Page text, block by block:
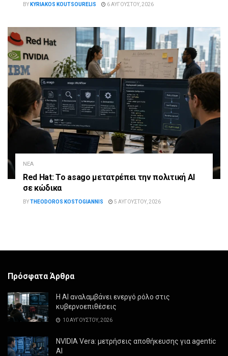
BY KYRIAKOS KOUTSOURELIS 6 ΑΥΓΟΎΣΤΟΥ, 2026
ΝΈΑ
Red Hat: Το asago μετατρέπει την πολιτική AI
σε κώδικα
BYTHEODOROS KOSTOGIANNIS 5 ΑΥΓΟΎΣΤΟΥ, 2026
Πρόσφατα Άρθρα
Η AI αναλαμβάνει ενεργό ρόλο στις
κυβερνοεπιθέσεις
10 ΑΥΓΟΎΣΤΟΥ, 2026
NVIDIA Vera: μετρήσεις αποθήκευσης για agentic
AI